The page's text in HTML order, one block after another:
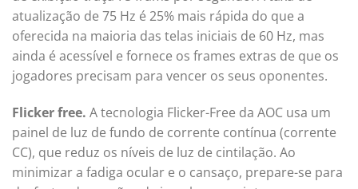
atualização de 75 Hz é 25% mais rápida do que a
oferecida na maioria das telas iniciais de 60 Hz, mas
ainda é acessível e fornece os frames extras de que os
jogadores precisam para vencer os seus oponentes.
Flicker free. A tecnologia Flicker-Free da AOC usa um
painel de luz de fundo de corrente contínua (corrente
CC), que reduz os níveis de luz de cintilação. Ao
minimizar a fadiga ocular e o cansaço, prepare-se para